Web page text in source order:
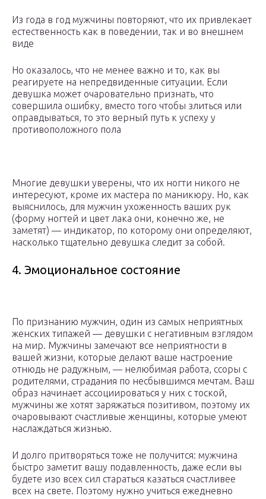
Из года в год мужчины повторяют, что их привлекает
естественность как в поведении, так и во внешнем
виде
Но оказалось, что не менее важно и то, как вы
реагируете на непредвиденные ситуации. Если
девушка может очаровательно признать, что
совершила ошибку, вместо того чтобы злиться или
оправдываться, то это верный путь к успеху у
противоположного пола
Многие девушки уверены, что их ногти никого не
интересуют, кроме их мастера по маникюру. Но, как
выяснилось, для мужчин ухоженность ваших рук
(форму ногтей и цвет лака они, конечно же, не
заметят) — индикатор, по которому они определяют,
насколько тщательно девушка следит за собой.
4. Эмоциональное состояние
По признанию мужчин, один из самых неприятных
женских типажей — девушки с негативным взглядом
на мир. Мужчины замечают все неприятности в
вашей жизни, которые делают ваше настроение
отнюдь не радужным, — нелюбимая работа, ссоры с
родителями, страдания по несбывшимся мечтам. Ваш
образ начинает ассоциироваться у них с тоской,
мужчины же хотят заряжаться позитивом, поэтому их
очаровывают счастливые женщины, которые умеют
наслаждаться жизнью.
И долго притворяться тоже не получится: мужчина
быстро заметит вашу подавленность, даже если вы
будете изо всех сил стараться казаться счастливее
всех на свете. Поэтому нужно учиться ежедневно